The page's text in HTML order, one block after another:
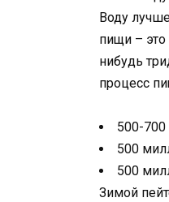
Воду
пищи – это
нибудь
процесс
500-
500
500
Зимой